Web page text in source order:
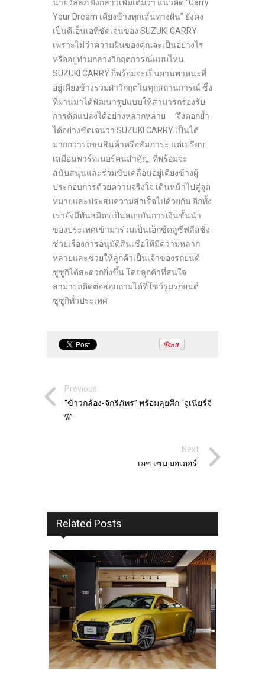
นายวัลลภ ยังกล่าวเพิ่มเติมว่า แนวคิด “Carry
Your Dream เคียงข้างทุกเส้นทางฝัน” ยังคง
เป็นดีเอ็นเอที่ชัดเจนของ SUZUKI CARRY
เพราะไม่ว่าความฝันของคุณจะเป็นอย่างไร
หรืออยู่ท่ามกลางวิกฤตการณ์แบบไหน
SUZUKI CARRY ก็พร้อมจะเป็นยานพาหนะที่
อยู่เคียงข้างร่วมฝ่าวิกฤตในทุกสถานการณ์ ซึ่ง
ที่ผ่านมาได้พัฒนารูปแบบให้สามารถรองรับ
การดัดแปลงได้อย่างหลากหลาย จึงตอกย้ำ
ได้อย่างชัดเจนว่า SUZUKI CARRY เป็นได้
มากกว่ารถขนสินค้าหรือสัมภาระ แต่เปรียบ
เสมือนพาร์ทเนอร์คนสำคัญ ที่พร้อมจะ
สนับสนุนและร่วมขับเคลื่อนอยู่เคียงข้างผู้
ประกอบการด้วยความจริงใจ เดินหน้าไปสู่จุด
หมายและประสบความสำเร็จไปด้วยกัน อีกทั้ง
เรายังมีพันธมิตรเป็นสถาบันการเงินชั้นนำ
ของประเทศเข้ามาร่วมเป็นเอ็กซ์คลูซีฟลีสซิ่ง
ช่วยเรื่องการอนุมัติสินเชื่อให้มีความหลาก
หลายและช่วยให้ลูกค้าเป็นเจ้าของรถยนต์
ซูซูกิได้สะดวกยิ่งขึ้น โดยลูกค้าที่สนใจ
สามารถติดต่อสอบถามได้ที่โชว์รูมรถยนต์
ซูซูกิทั่วประเทศ
Previous:
“ข้าวกล้อง-จักรีภัทร” พร้อมลุยศึก “จูเนียร์จี
พี”
Next:
เอช เซม มอเตอร์
Related Posts